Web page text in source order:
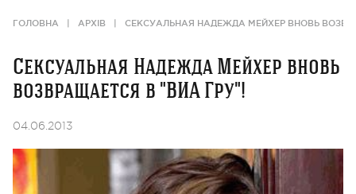
ГОЛОВНА АРХІВ СЕКСУАЛЬНАЯ НАДЕЖДА МЕЙХЕР ВНОВЬ
Сексуальная Надежда Мейхер вновь
возвращается в "ВИА Гру"!
04.06.2013